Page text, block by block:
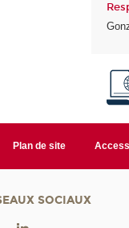
Plan de site
SOCIAUX